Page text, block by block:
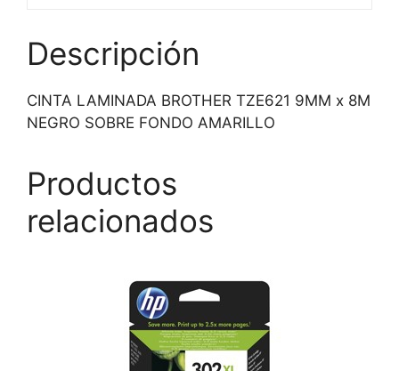
Descripción
CINTA LAMINADA BROTHER TZE621 9MM x 8M
NEGRO SOBRE FONDO AMARILLO
Productos
relacionados